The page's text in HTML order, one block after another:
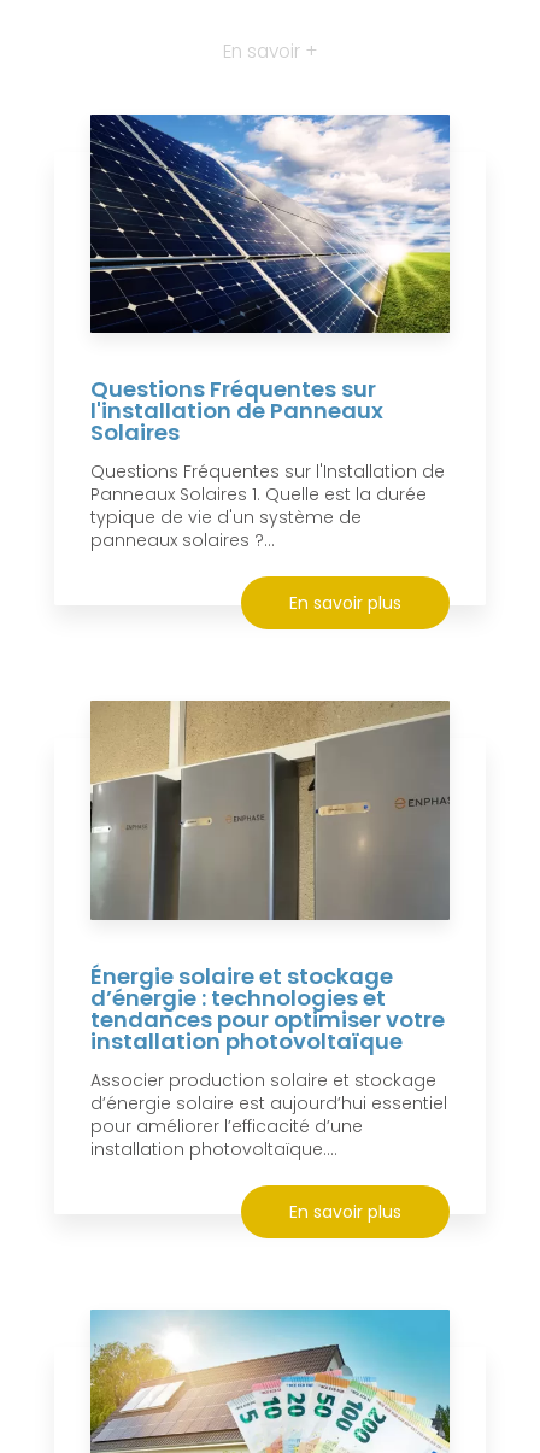
En savoir +
Questions Fréquentes sur
l'installation de Panneaux
Solaires
Questions Fréquentes sur l'Installation de
Panneaux Solaires 1. Quelle est la durée
typique de vie d'un système de
panneaux solaires ?...
En savoir plus
Énergie solaire et stockage
d’énergie : technologies et
tendances pour optimiser votre
installation photovoltaïque
Associer production solaire et stockage
d’énergie solaire est aujourd’hui essentiel
pour améliorer l’efficacité d’une
installation photovoltaïque....
En savoir plus